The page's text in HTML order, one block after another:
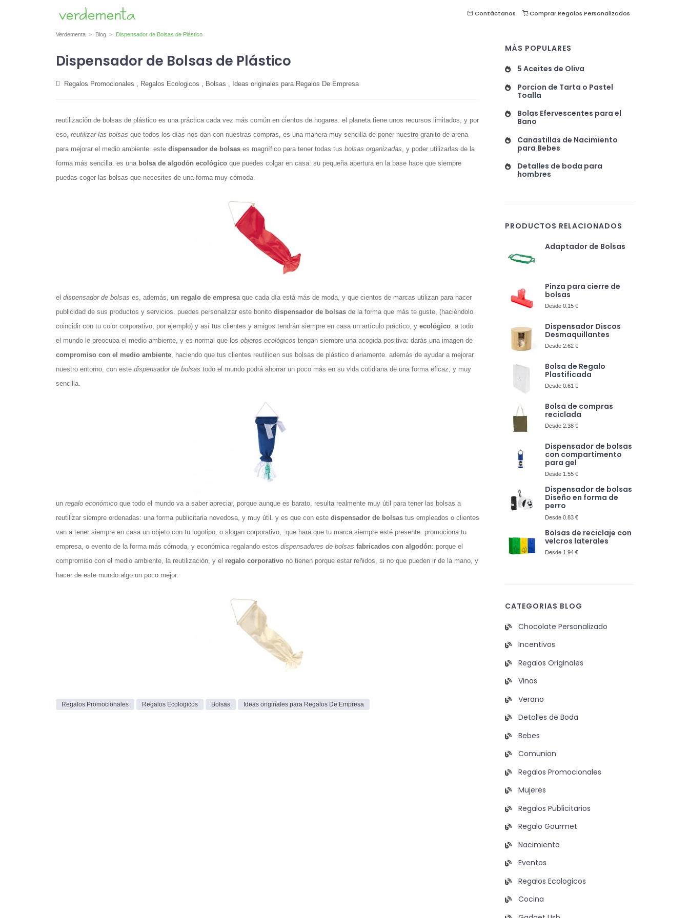
Contáctanos Comprar Regalos Personalizados
Verdementa Blog Dispensador de Bolsas de Plástico
Dispensador de Bolsas de Plástico
Regalos Promocionales Regalos Ecologicos Bolsas Ideas originales para Regalos De Empresa
reutilización de bolsas de plástico es una práctica cada vez más común en cientos de hogares. el planeta tiene unos recursos limitados, y por
eso, reutilizar las bolsas que todos los días nos dan con nuestras compras, es una manera muy sencilla de poner nuestro granito de arena
para mejorar el medio ambiente. este dispensador de bolsases magnífico para tener todas tus bolsas organizadas , y poder utilizarlas de la
forma más sencilla. es una bolsa de algodón ecológicoque puedes colgar en casa: su pequeña abertura en la base hace que siempre
puedas coger las bolsas que necesites de una forma muy cómoda.
el dispensador de bolsas es, además, un regalo de empresa que cada día está más de moda, y que cientos de marcas utilizan para hacer
publicidad de sus productos y servicios. puedes personalizar este bonito dispensador de bolsasde la forma que más te guste, (haciéndolo
coincidir con tu color corporativo, por ejemplo) y así tus clientes y amigos tendrán siempre en casa un artículo práctico, y ecológico. a todo
el mundo le preocupa el medio ambiente, y es normal que los objetos ecológicos tengan siempre una acogida positiva: darás una imagen de
compromiso con el medio ambiente, haciendo que tus clientes reutilicen sus bolsas de plástico diariamente. además de ayudar a mejorar
nuestro entorno, con este dispensador de bolsas todo el mundo podrá ahorrar un poco más en su vida cotidiana de una forma eficaz, y muy
sencilla.
unregalo económicoque todo el mundo va a saber apreciar, porque aunque es barato, resulta realmente muy útil para tener las bolsas a
reutilizar siempre ordenadas: una forma publicitaria novedosa, y muy útil. y es que con este dispensador de bolsastus empleados o clientes
van a tener siempre en casa un objeto con tu logotipo, o slogan corporativo, que hará que tu marca siempre esté presente. promociona tu
empresa, o evento de la forma más cómoda, y económica regalando estos dispensadores de bolsas fabricados con algodón: porque el
compromiso con el medio ambiente, la reutilización, y el regalo corporativono tienen porque estar reñidos, si no que pueden ir de la mano, y
hacer de este mundo algo un poco mejor.
Regalos Promocionales Regalos Ecologicos Bolsas Ideas originales para Regalos De Empresa
MÁS POPULARES
5 Aceites de Oliva
Porcion de Tarta o Pastel
Toalla
Bolas Efervescentes para el
Bano
Canastillas de Nacimiento
para Bebes
Detalles de boda para
hombres
PRODUCTOS RELACIONADOS
Adaptador de Bolsas
Pinza para cierre de
bolsas
Desde 0.15 €
Dispensador Discos
Desmaquillantes
Desde 2.62 €
Bolsa de Regalo
Plastificada
Desde 0.61 €
Bolsa de compras
reciclada
Desde 2.38 €
Dispensador de bolsas
con compartimento
para gel
Desde 1.55 €
Dispensador de bolsas
Diseño en forma de
perro
Desde 0.83 €
Bolsas de reciclaje con
velcros laterales
Desde 1.94 €
CATEGORIAS BLOG
Chocolate Personalizado
Incentivos
Regalos Originales
Vinos
Verano
Detalles de Boda
Bebes
Comunion
Regalos Promocionales
Mujeres
Regalos Publicitarios
Regalo Gourmet
Nacimiento
Eventos
Regalos Ecologicos
Cocina